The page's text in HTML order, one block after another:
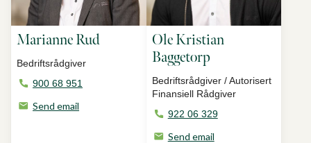
Marianne Rud
Bedriftsrådgiver
900 68 951
Send email
Ole Kristian
Baggetorp
Bedriftsrådgiver / Autorisert
Finansiell Rådgiver
922 06 329
Send email